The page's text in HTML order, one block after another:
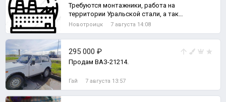
Требуются монтажники, работа на
территории Уральской стали, а так
же вахтой.
Новотроицк 7 августа 14:08
295 000 ₽
Продам ВАЗ-21214.
Гай 7 августа 13:57